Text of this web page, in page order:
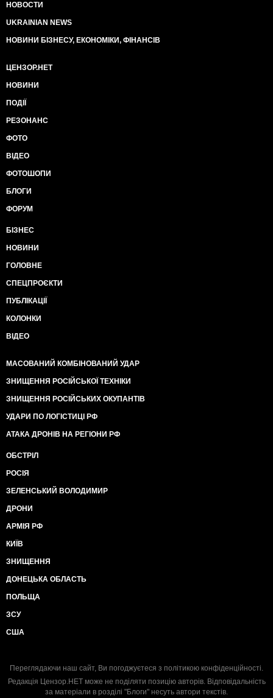
НОВОСТИ
UKRAINIAN NEWS
НОВИНИ БІЗНЕСУ, ЕКОНОМІКИ, ФІНАНСІВ
ЦЕНЗОР.НЕТ
НОВИНИ
ПОДІЇ
РЕЗОНАНС
ФОТО
ВІДЕО
ФОТОШОПИ
БЛОГИ
ФОРУМ
БІЗНЕС
НОВИНИ
ГОЛОВНЕ
СПЕЦПРОЄКТИ
ПУБЛІКАЦІЇ
КОЛОНКИ
ВІДЕО
МАСОВАНИЙ КОМБІНОВАНИЙ УДАР
ЗНИЩЕННЯ РОСІЙСЬКОЇ ТЕХНІКИ
ЗНИЩЕННЯ РОСІЙСЬКИХ ОКУПАНТІВ
УДАРИ ПО ЛОГІСТИЦІ РФ
АТАКА ДРОНІВ НА РЕГІОНИ РФ
ОБСТРІЛ
РОСІЯ
ЗЕЛЕНСЬКИЙ ВОЛОДИМИР
ДРОНИ
АРМІЯ РФ
КИЇВ
ЗНИЩЕННЯ
ДОНЕЦЬКА ОБЛАСТЬ
ПОЛЬЩА
ЗСУ
США
Переглядаючи наш сайт, Ви погоджуєтеся з політикою конфіденційності.
Редакція Цензор.НЕТ може не поділяти позицію авторів. Відповідальність
за матеріали в розділі "Блоги" несуть автори текстів.